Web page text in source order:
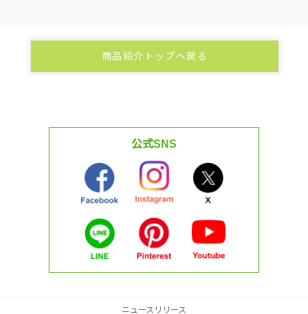
商品紹介トップへ戻る
公式SNS
ニュースリリース